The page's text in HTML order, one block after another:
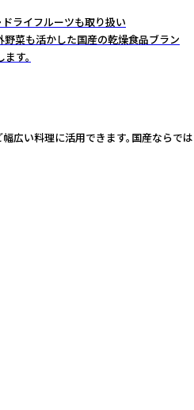
ドライフルーツも取り扱い
野菜も活かした国産の乾燥食品ブラン
す。
ど幅広い料理に活用できます